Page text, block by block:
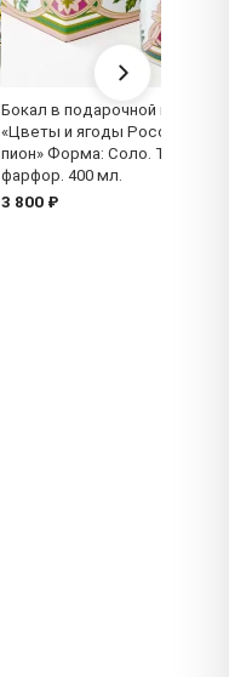
Бокал в подарочной коробке
«Цветы и ягоды России.
пион» Форма: Соло. Твердый
фарфор. 400 мл.
3 800 ₽